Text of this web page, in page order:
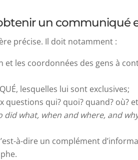
un communiqué
précise. Il doit notamment :
les coordonnées des gens à
lesquelles lui sont exclusives;
qui? quoi? quand? où?
did what, when and where, and
à-dire un complément